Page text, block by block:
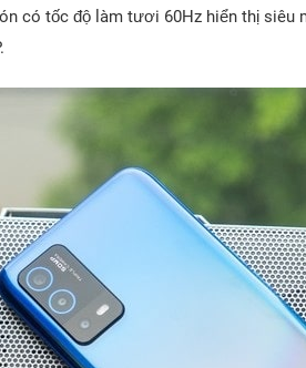
có tốc độ làm tươi 60Hz hiển thị